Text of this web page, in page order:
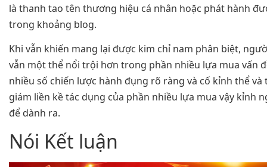
là thanh tao tên thương hiệu cá nhân hoặc phát hành
trong khoảng blog.
Khi vẫn khiến mang lại được kim chỉ nam phân biệt,
vẫn một thể nổi trội hơn trong phần nhiều lựa mua vấn
nhiều số chiến lược hành đụng rõ ràng và cố kỉnh thể và
giám liền kề tác dụng của phần nhiều lựa mua vậy kỉnh
để dành ra.
Nói Kết luận